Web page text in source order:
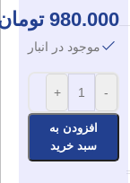
980.000
موجود در انبار
-
+
افزودن به
سبد خرید